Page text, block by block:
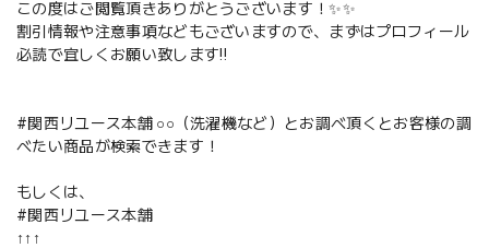
この度はご閲覧頂きありがとうございます！✨✨
割引情報や注意事項などもございますので、まずはプロフィール
必読で宜しくお願い致します‼️
#関西リユース本舗 ○○（洗濯機など）とお調べ頂くとお客様の調
べたい商品が検索できます！
もしくは、
#関西リユース本舗
↑↑↑